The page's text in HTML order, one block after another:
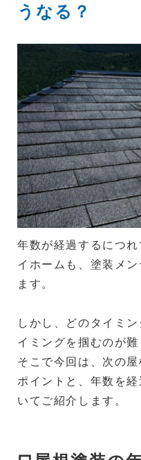
うなる？
年数が経過するにつ
イホームも、塗装メ
ます。
しかし、どのタイミ
イミングを掴むのが難
そこで今回は、次の
ポイントと、年数を
いてご紹介します。